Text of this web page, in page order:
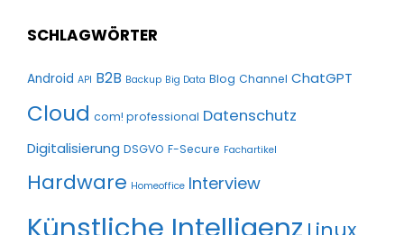
SCHLAGWÖRTER
Android API B2B Backup Big Data Blog Channel ChatGPT
Cloud com! professional Datenschutz
Digitalisierung DSGVO F-Secure Fachartikel
Hardware Homeoffice Interview
Künstliche Intelligenz